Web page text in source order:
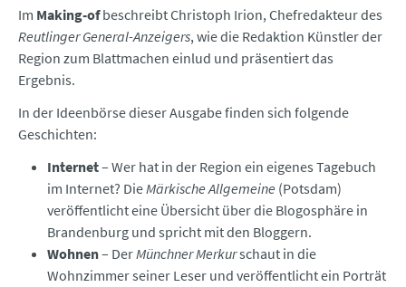
Im Making-ofbeschreibt Christoph Irion, Chefredakteur des
Reutlinger General-Anzeigers, wie die Redaktion Künstler der
Region zum Blattmachen einlud und präsentiert das
Ergebnis.
In der Ideenbörse dieser Ausgabe finden sich folgende
Geschichten:
Internet– Wer hat in der Region ein eigenes Tagebuch
im Internet? DieMärkische Allgemeine (Potsdam)
veröffentlicht eine Übersicht über die Blogosphäre in
Brandenburg und spricht mit den Bloggern.
Wohnen– DerMünchner Merkurschaut in die
Wohnzimmer seiner Leser und veröffentlicht ein Porträt